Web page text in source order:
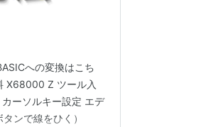
への変換はこち
X68000 Z ツール入
ーソルキー設定 エデ
ンで線をひく）